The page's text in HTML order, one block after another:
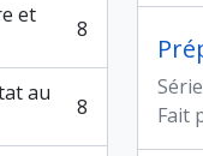
et
8
au
8
Fait